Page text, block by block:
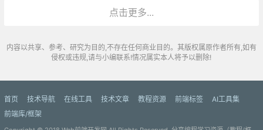
点击更多...
内容以共享、参考、研究为目的,不存在任何商业目的。其版权属原作者所有,如有
侵权或违规,请与小编联系!情况属实本人将予以删除!
首页 技术导航 在线工具 技术文章 教程资源 前端标签
AI工具集
前端库/框架